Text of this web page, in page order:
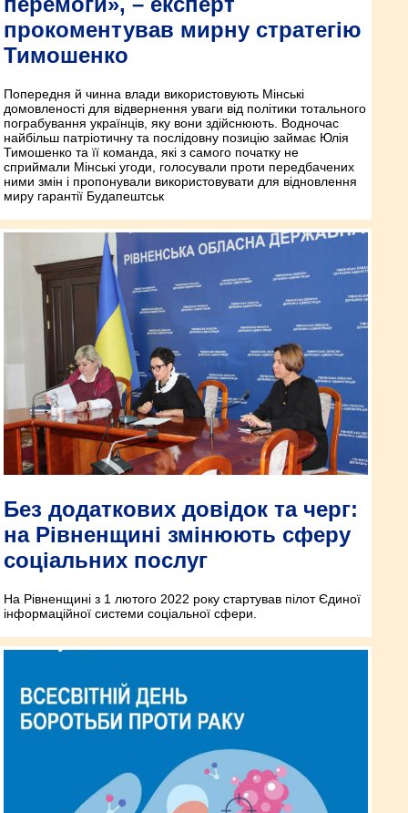
прокоментував мирну стратегію
Тимошенко
Попередня й чинна влади використовують Мінські
домовленості для відвернення уваги від політики тотального
пограбування українців, яку вони здійснюють. Водночас
найбільш патріотичну та послідовну позицію займає Юлія
Тимошенко та її команда, які з самого початку не
сприймали Мінські угоди, голосували проти передбачених
ними змін і пропонували використовувати для відновлення
миру гарантії Будапештськ
Без додаткових довідок та черг:
на Рівненщині змінюють сферу
соціальних послуг
На Рівненщині з 1 лютого 2022 року стартував пілот Єдиної
інформаційної системи соціальної сфери.